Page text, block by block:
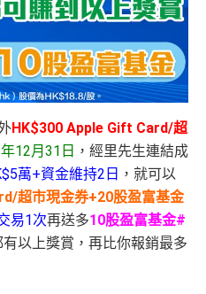
HK$300 Apple Gift Card/超
12月31日 ，經里先生連結成
萬+資金維持2日 ，就可以
超市現金券+20股盈富基金
易1次再送多10股盈富基金#
以上獎賞，再比你報銷最多